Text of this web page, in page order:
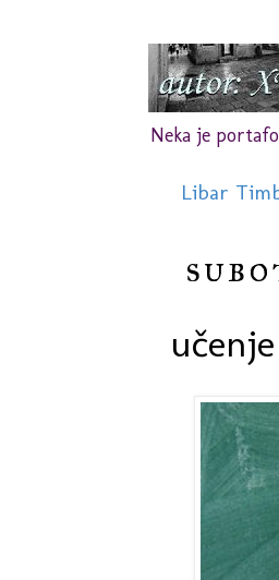
Neka je
Libar